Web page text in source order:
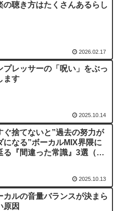
の聴き方はたくさんあるらし
2026.02.17
プレッサーの「呪い」をぶっ
ます
2025.10.14
ぐ捨てないと”過去の努力が
になる”ボーカルMIX界隈に
る『間違った常識』3選（9
2025.10.13
カルの音量バランスが決まら
原因